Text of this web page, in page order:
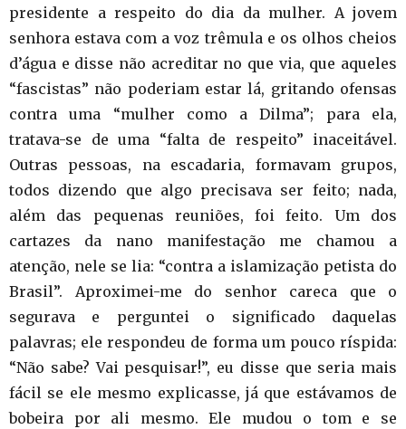
presidente a respeito do dia da mulher. A jovem
senhora estava com a voz trêmula e os olhos cheios
d’água e disse não acreditar no que via, que aqueles
“fascistas” não poderiam estar lá, gritando ofensas
contra uma “mulher como a Dilma”; para ela,
tratava-se de uma “falta de respeito” inaceitável.
Outras pessoas, na escadaria, formavam grupos,
todos dizendo que algo precisava ser feito; nada,
além das pequenas reuniões, foi feito. Um dos
cartazes da nano manifestação me chamou a
atenção, nele se lia: “contra a islamização petista do
Brasil”. Aproximei-me do senhor careca que o
segurava e perguntei o significado daquelas
palavras; ele respondeu de forma um pouco ríspida:
“Não sabe? Vai pesquisar!”, eu disse que seria mais
fácil se ele mesmo explicasse, já que estávamos de
bobeira por ali mesmo. Ele mudou o tom e se